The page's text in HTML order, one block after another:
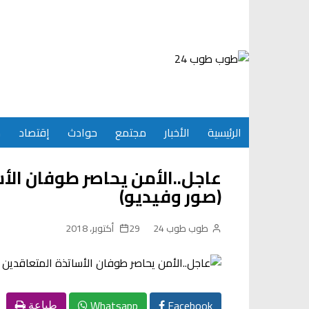
الرئيسية الأخبار مجتمع حوادث إقتصاد
عاجل..الأمن يحاصر طوفان
(صور وفيديو)
طوب طوب 24 29 أكتوبر، 2018
طباعة